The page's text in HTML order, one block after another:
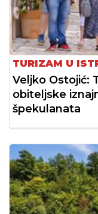
TURIZAM U
Veljko Ostojić:
obiteljske
špekulanata